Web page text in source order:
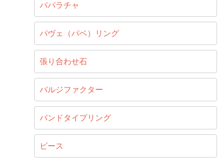
パパラチャ
パヴェ（パベ）リング
張り合わせ石
バルジファクター
バンドタイプリング
ピース